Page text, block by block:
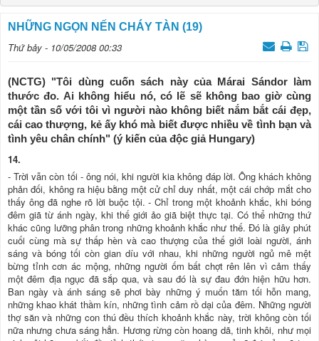
NHỮNG NGỌN NẾN CHÁY TÀN (19)
Thứ bảy - 10/05/2008 00:33
(NCTG) "Tôi dùng cuốn sách này của Márai Sándor làm
thước đo. Ai không hiểu nó, có lẽ sẽ không bao giờ cùng
một tần số với tôi vì người nào không biết nắm bắt cái đẹp,
cái cao thượng, kẻ ấy khó mà biết được nhiều về tình bạn và
tình yêu chân chính" (ý kiến của độc giả Hungary)
14.
- Trời vẫn còn tối - ông nói, khi người kia không đáp lời. Ông khách không
phản đối, không ra hiệu bằng một cử chỉ duy nhất, một cái chớp mắt cho
thấy ông đã nghe rõ lời buộc tội. - Chỉ trong một khoảnh khắc, khi bóng
đêm giã từ ánh ngày, khi thế giới ảo giã biệt thực tại. Có thể những thứ
khác cũng lưỡng phân trong những khoảnh khắc như thế. Đó là giây phút
cuối cùng mà sự thấp hèn và cao thượng của thế giới loài người, ánh
sáng và bóng tối còn gian díu với nhau, khi những người ngủ mê mệt
bừng tỉnh cơn ác mộng, những người ốm bất chợt rên lên vì cảm thấy
một đêm địa ngục đã sắp qua, và sau đó là sự đau đớn hiện hữu hơn.
Ban ngày và ánh sáng sẽ phơi bày những ý muốn tăm tối hỗn mang,
những khao khát thầm kín, những tình cảm rồ dại của đêm. Những người
thợ săn và những con thú đều thích khoảnh khắc này, trời không còn tối
nữa nhưng chưa sáng hẳn. Hương rừng còn hoang dã, tinh khôi, như mọi